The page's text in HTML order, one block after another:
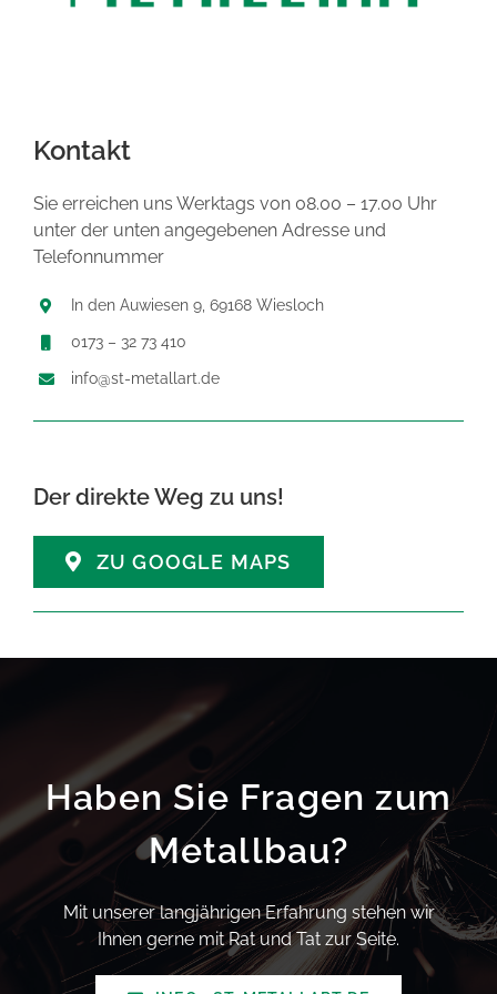
Kontakt
Sie erreichen uns Werktags von 08.00 – 17.00 Uhr
unter der unten angegebenen Adresse und
Telefonnummer
In den Auwiesen 9, 69168 Wiesloch
0173 – 32 73 410
info@st-metallart.de
Der direkte Weg zu uns!
ZU GOOGLE MAPS
Haben Sie Fragen zum
Metallbau?
Mit unserer langjährigen Erfahrung stehen wir
Ihnen gerne mit Rat und Tat zur Seite.